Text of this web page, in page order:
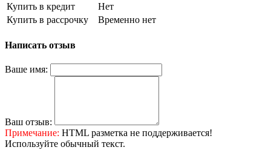
Купить в кредит
Нет
Купить в рассрочку
Временно нет
Написать отзыв
Ваше имя:
Ваш отзыв:
Примечание: HTML разметка не поддерживается!
Используйте обычный текст.